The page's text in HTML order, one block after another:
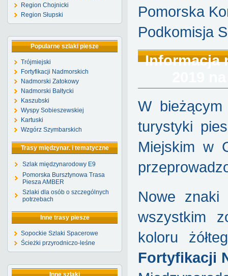
Region Chojnicki
Region Słupski
Popularne szlaki piesze
Trójmiejski
Fortyfikacji Nadmorskich
Nadmorski Zatokowy
Nadmorski Bałtycki
Kaszubski
Wyspy Sobieszewskiej
Kartuski
Wzgórz Szymbarskich
Trasy międzynar. i tematyczne
Szlak międzynarodowy E9
Pomorska Bursztynowa Trasa
Piesza AMBER
Szlaki dla osób o szczególnych
potrzebach
Inne trasy piesze
Sopockie Szlaki Spacerowe
Ścieżki przyrodniczo-leśne
Inne szlaki
Pomorska
Podkomisja
Informacja
W
turystyki
Miejskim w
Nowe znaki
wszystkim
koloru
Fortyfikacji